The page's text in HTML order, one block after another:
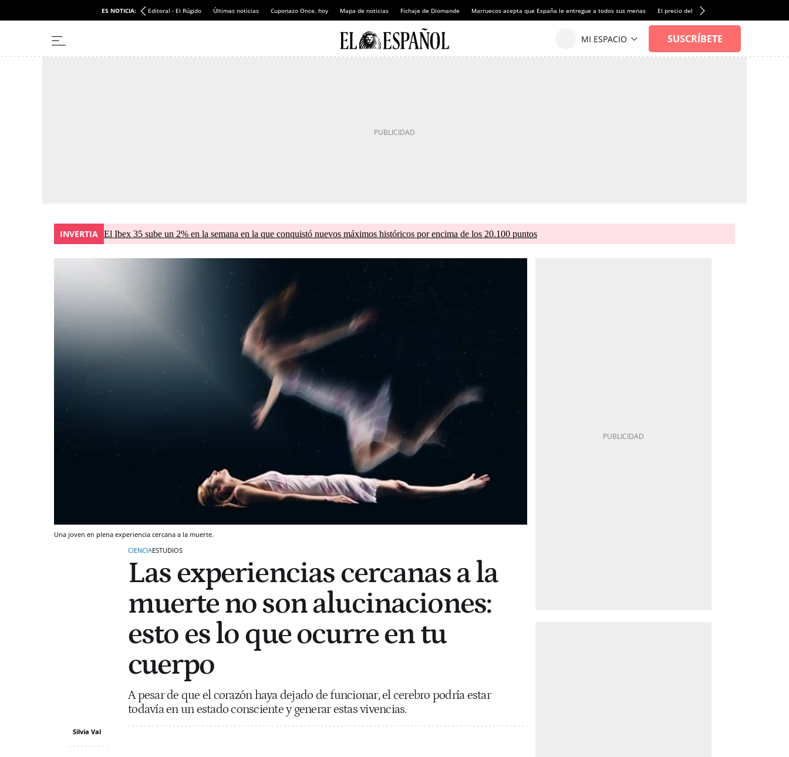
ES NOTICIA: Editoral - El Rúgido Últimas noticias Cuponazo Once, hoy Mapa de noticias Fichaje de Diomande Marruecos acepta que España le entregue a todos sus menas El precio del alquiler de vivienda baja por
INVERTIA El Ibex 35 sube un 2% en la semana en la que conquistó nuevos máximos históricos por encima de los 20.100 puntos
Una joven en plena experiencia cercana a la muerte.
CIENCIAESTUDIOS
Las experiencias cercanas a la
muerte no son alucinaciones:
esto es lo que ocurre en tu
cuerpo
A pesar de que el corazón haya dejado de funcionar, el cerebro podría estar
todavía en un estado consciente y generar estas vivencias.
Silvia Val